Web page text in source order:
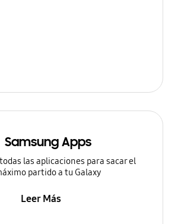
Samsung Apps
las aplicaciones para sacar el
partido a tu Galaxy
Leer Más